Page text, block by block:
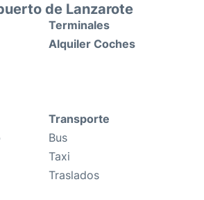
de Lanzarote
Terminales
Alquiler Coches
Transporte
Bus
Taxi
Traslados